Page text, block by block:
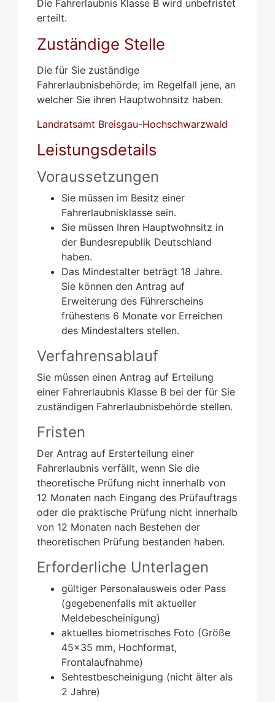
Die Fahrerlaubnis Klasse B wird unbefristet
erteilt.
Zuständige Stelle
Die für Sie zuständige
Fahrerlaubnisbehörde; im Regelfall jene, an
welcher Sie ihren Hauptwohnsitz haben.
Landratsamt Breisgau-Hochschwarzwald
Leistungsdetails
Voraussetzungen
Sie müssen im Besitz einer
Fahrerlaubnisklasse sein.
Sie müssen Ihren Hauptwohnsitz in
der Bundesrepublik Deutschland
haben.
Das Mindestalter beträgt 18 Jahre.
Sie können den Antrag auf
Erweiterung des Führerscheins
frühestens 6 Monate vor Erreichen
des Mindestalters stellen.
Verfahrensablauf
Sie müssen einen Antrag auf Erteilung
einer Fahrerlaubnis Klasse B bei der für Sie
zuständigen Fahrerlaubnisbehörde stellen.
Fristen
Der Antrag auf Ersterteilung einer
Fahrerlaubnis verfällt, wenn Sie die
theoretische Prüfung nicht innerhalb von
12 Monaten nach Eingang des Prüfauftrags
oder die praktische Prüfung nicht innerhalb
von 12 Monaten nach Bestehen der
theoretischen Prüfung bestanden haben.
Erforderliche Unterlagen
gültiger Personalausweis oder Pass
(gegebenenfalls mit aktueller
Meldebescheinigung)
aktuelles biometrisches Foto (Größe
45x35 mm, Hochformat,
Frontalaufnahme)
Sehtestbescheinigung (nicht älter als
2 Jahre)